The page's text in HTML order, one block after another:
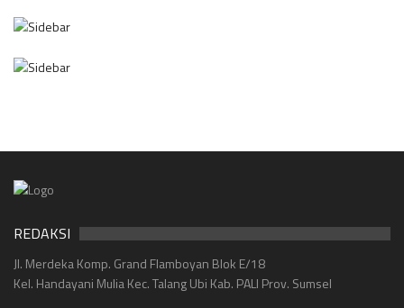
REDAKSI
Jl. Merdeka Komp. Grand Flamboyan Blok E/18
Kel. Handayani Mulia Kec. Talang Ubi Kab. PALI Prov. Sumsel